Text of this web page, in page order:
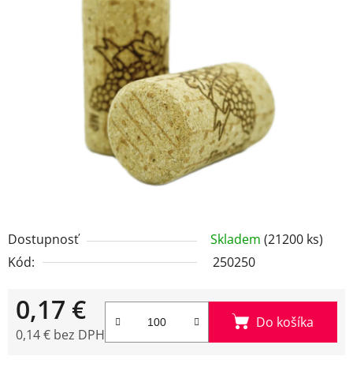
Dostupnosť Skladem (21200 ks)
Kód:
250250
0,17 €
0,14 € bez DPH
Do košíka